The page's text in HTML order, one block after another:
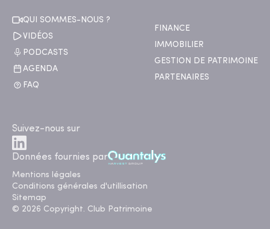
QUI SOMMES-NOUS ?
VIDÉOS
PODCASTS
AGENDA
FAQ
FINANCE
IMMOBILIER
GESTION DE PATRIMOINE
PARTENAIRES
Suivez-nous sur
Données fournies par
Mentions légales
Conditions générales d'utillisation
Sitemap
© 2026 Copyright. Club Patrimoine